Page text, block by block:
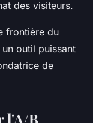
des visiteurs.
frontière du
outil puissant
de
l'A/B